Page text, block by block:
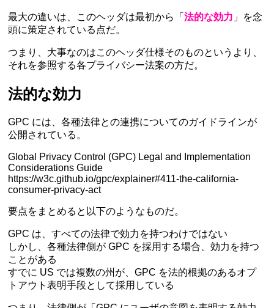
最大の違いは、このヘッダは最初から「法的な効力 」を念
頭に策定されている点だ。
つまり、大事なのはこのヘッダ仕様そのものというより、
それを参照する各プライバシー法案の方だ。
法的な効力
GPC には、各種法律との連携についてのガイドラインが
公開されている。
Global Privacy Control (GPC) Legal and Implementation
Considerations Guide
https://w3c.github.io/gpc/explainer#411-the-california-
consumer-privacy-act
要点をまとめると以下のようなものだ。
GPC は、すべての法律で効力を持つわけではない
しかし、各種法律側が GPC を採用する場合、効力を持つ
ことがある
すでに US では複数の州が、GPC を法的根拠のあるオプ
トアウト表明手段として採用している